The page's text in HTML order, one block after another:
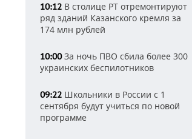
10:12 В столице РТ отремонтируют
ряд зданий Казанского кремля за
174 млн рублей
10:00За ночь ПВО сбила более 300
украинских беспилотников
09:22 Школьники в России с 1
сентября будут учиться по новой
программе